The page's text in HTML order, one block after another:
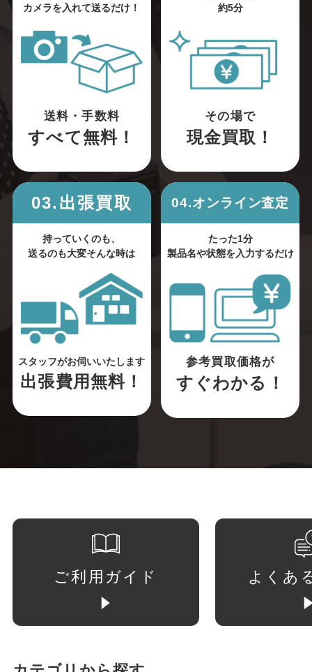
カメラを入れて送るだけ！
送料・手数料
すべて無料！
約5分
その場で
現金買取！
03.出張買取
持っていくのも、
送るのも大変そんな時は
スタッフがお伺いいたします
出張費用無料！
04.オンライン査定
たった1分
製品名や状態を入力するだけ
参考買取価格が
すぐわかる！
ご利用ガイド よくあ